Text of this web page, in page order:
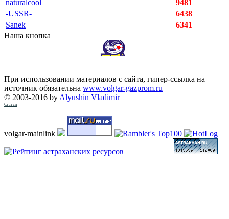
naturalcool
9481
-USSR-
6438
Sanek
6341
Наша кнопка
При использовании материалов с сайта, гипер-ссылка на
источник обязательна www.volgar-gazprom.ru
© 2003-2016 by Alyushin Vladimir
Статьи
volgar-mainlink